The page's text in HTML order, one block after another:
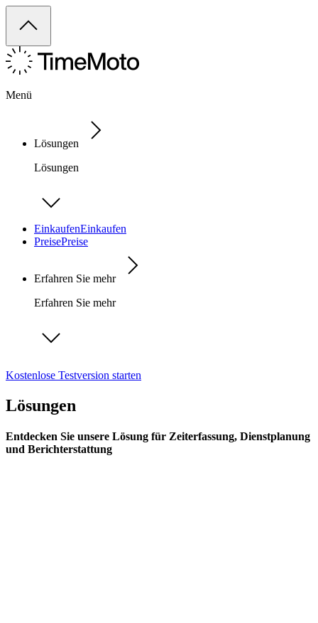
Menü
Lösungen
Lösungen
EinkaufenEinkaufen
PreisePreise
Erfahren Sie mehr
Erfahren Sie mehr
Kostenlose Testversion starten
Lösungen
Entdecken Sie unsere Lösung für Zeiterfassung, Dienstplanung
und Berichterstattung